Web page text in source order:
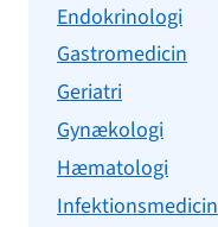
Endokrinologi
Gastromedicin
Geriatri
Gynækologi
Hæmatologi
Infektionsmedicin